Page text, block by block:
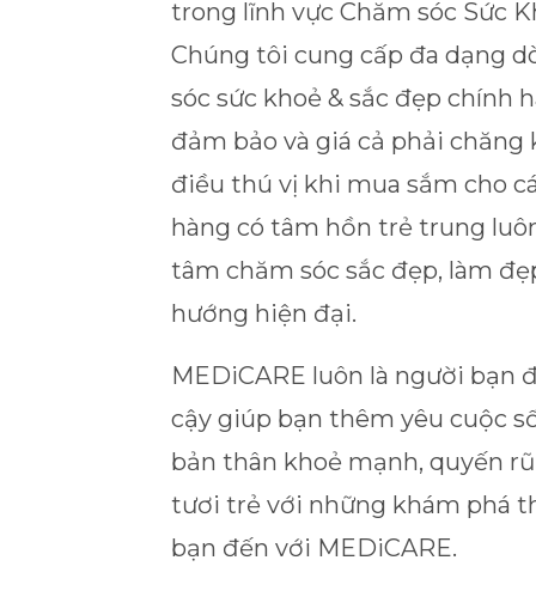
trong lĩnh vực Chăm sóc Sức
Chúng tôi cung cấp đa dạng
sóc sức khoẻ & sắc đẹp chính
đảm bảo và giá cả phải
điều thú vị khi mua sắm cho
hàng có tâm hồn trẻ trung
tâm chăm sóc sắc đẹp, làm
hướng hiện đại.
MEDiCARE luôn là người bạn
cậy giúp bạn thêm yêu cuộc
bản thân khoẻ mạnh, quyến
tươi trẻ với những khám phá
bạn đến với MEDiCARE.